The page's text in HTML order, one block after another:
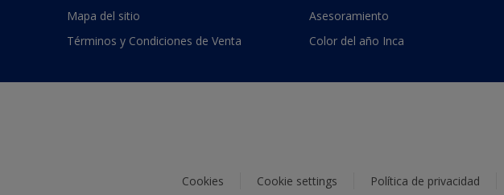
Mapa del sitio
Términos y Condiciones de Venta
Asesoramiento
Color del año Inca
Cookies Cookie settings Política de privacidad